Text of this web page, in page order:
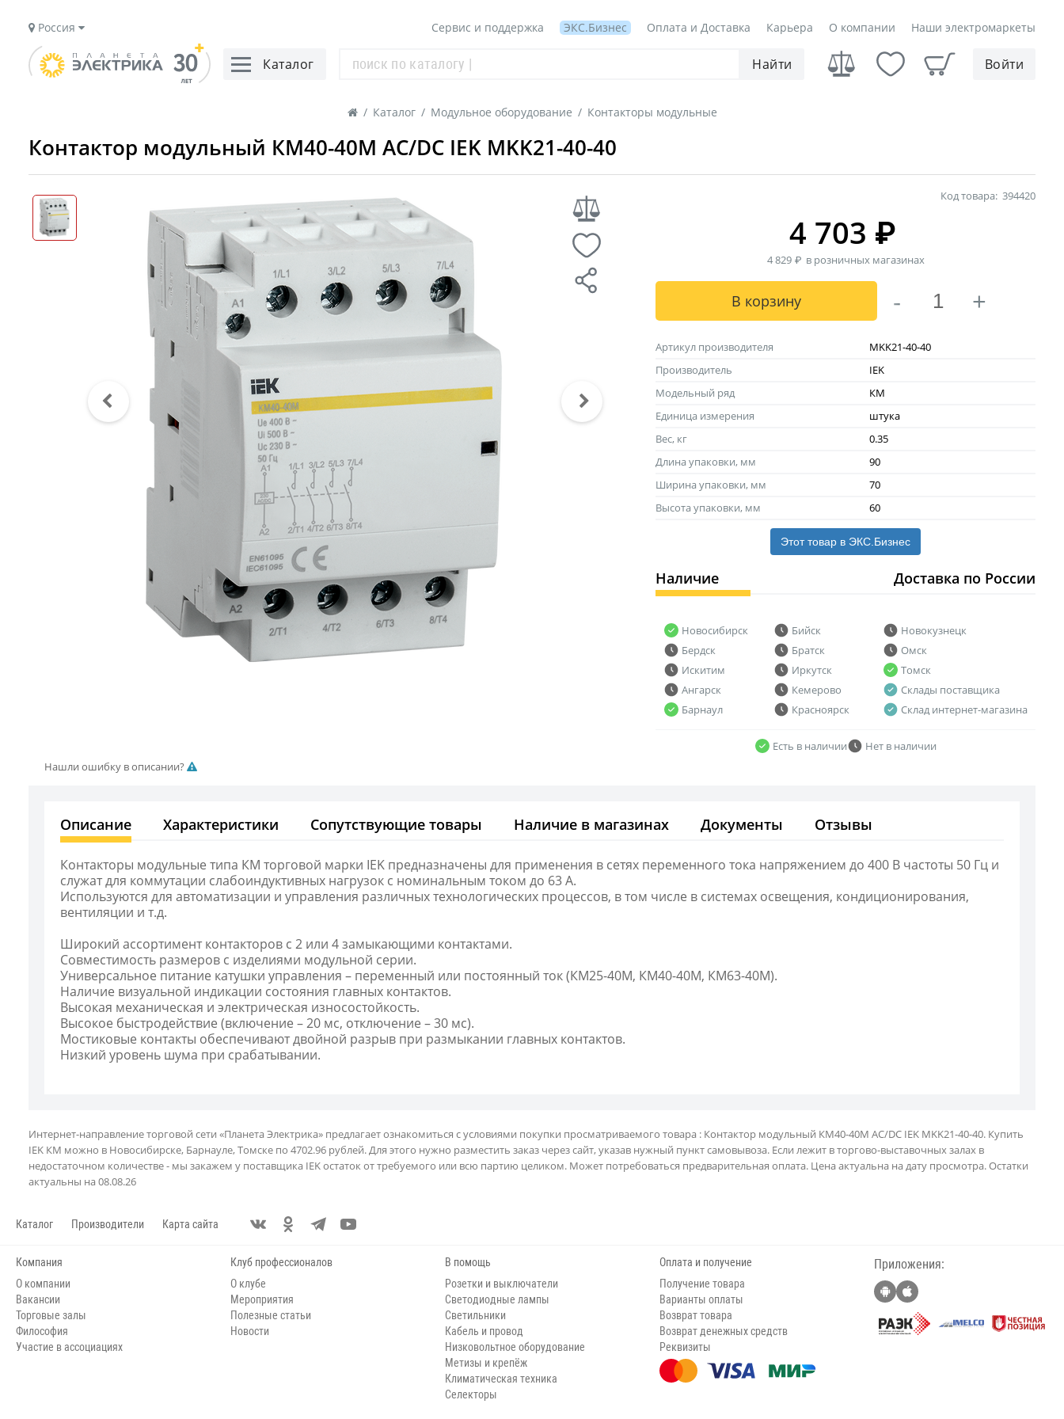
Россия Сервис и поддержка ЭКС.Бизнес Оплата и Доставка Карьера О компании Наши электромаркеты
Каталог Найти Войти
/ Каталог / Модульное оборудование / Контакторы модульные
Контактор модульный КМ40-40М AC/DC IEK MKK21-40-40
Код товара: 394420
4 703 ₽
4 829 ₽в розничных магазинах
В корзину - +
Артикул производителя
MKK21-40-40
Производитель
IEK
Модельный ряд
КМ
Единица измерения
штука
Вес, кг
0.35
Длина упаковки, мм
90
Ширина упаковки, мм
70
Высота упаковки, мм
60
Этот товар в ЭКС.Бизнес
Наличие Доставка по России
Новосибирск
Бердск
Искитим
Ангарск
Барнаул
Бийск
Братск
Иркутск
Кемерово
Красноярск
Новокузнецк
Омск
Томск
Склады поставщика
Склад интернет-магазина
Есть в наличии
Нет в наличии
Нашли ошибку в описании?
Описание Характеристики Сопутствующие товары Наличие в магазинах Документы Отзывы
Контакторы модульные типа КМ торговой марки IEK предназначены для применения в сетях переменного тока напряжением до 400 В частоты 50 Гц и
служат для коммутации слабоиндуктивных нагрузок с номинальным током до 63 А.
Используются для автоматизации и управления различных технологических процессов, в том числе в системах освещения, кондиционирования,
вентиляции и т.д.
Широкий ассортимент контакторов с 2 или 4 замыкающими контактами.
Совместимость размеров с изделиями модульной серии.
Универсальное питание катушки управления – переменный или постоянный ток (КМ25-40М, КМ40-40М, КМ63-40М).
Наличие визуальной индикации состояния главных контактов.
Высокая механическая и электрическая износостойкость.
Высокое быстродействие (включение – 20 мс, отключение – 30 мс).
Мостиковые контакты обеспечивают двойной разрыв при размыкании главных контактов.
Низкий уровень шума при срабатывании.
Интернет-направление торговой сети «Планета Электрика» предлагает ознакомиться с условиями покупки просматриваемого товара : Контактор модульный КМ40-40М AC/DC IEK MKK21-40-40. Купить
IEK КМ можно в Новосибирске, Барнауле, Томске по 4702.96 рублей. Для этого нужно разместить заказ через сайт, указав нужный пункт самовывоза. Если лежит в торгово-выставочных залах в
недостаточном количестве - мы закажем у поставщика IEK остаток от требуемого или всю партию целиком. Может потребоваться предварительная оплата. Цена актуальна на дату просмотра. Остатки
актуальны на 08.08.26
Каталог Производители Карта сайта
Компания
О компании
Вакансии
Торговые залы
Философия
Участие в ассоциациях
Клуб профессионалов
О клубе
Мероприятия
Полезные статьи
Новости
В помощь
Розетки и выключатели
Светодиодные лампы
Светильники
Кабель и провод
Низковольтное оборудование
Метизы и крепёж
Климатическая техника
Селекторы
Оплата и получение
Получение товара
Варианты оплаты
Возврат товара
Возврат денежных средств
Реквизиты
Приложения: